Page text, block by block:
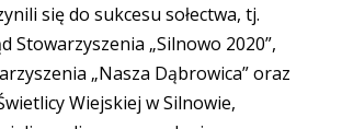
się do sukcesu sołectwa, tj.
Stowarzyszenia „Silnowo 2020”,
„Nasza Dąbrowica” oraz
Wiejskiej w Silnowie,